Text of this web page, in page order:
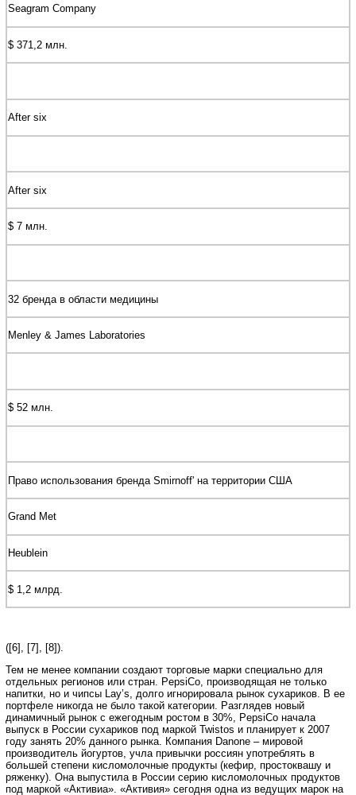
Seagram Company
$ 371,2 млн.
After six
After six
$ 7 млн.
32 бренда в области медицины
Menley & James Laboratories
$ 52 млн.
Право использования бренда Smirnoff' на территории США
Grand Met
Heublein
$ 1,2 млрд.
([6], [7], [8]).
Тем не менее компании создают торговые марки специально для
отдельных регионов или стран. PepsiCo, производящая не только
напитки, но и чипсы Lay’s, долго игнорировала рынок сухариков. В ее
портфеле никогда не было такой категории. Разглядев новый
динамичный рынок с ежегодным ростом в 30%, PepsiCo начала
выпуск в России сухариков под маркой Twistos и планирует к 2007
году занять 20% данного рынка. Компания Danone – мировой
производитель йогуртов, учла привычки россиян употреблять в
большей степени кисломолочные продукты (кефир, простоквашу и
ряженку). Она выпустила в России серию кисломолочных продуктов
под маркой «Активиа». «Активия» сегодня одна из ведущих марок на